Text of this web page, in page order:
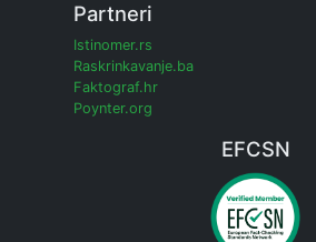
Partneri
Istinomer.rs
Raskrinkavanje.ba
Faktograf.hr
Poynter.org
EFCSN